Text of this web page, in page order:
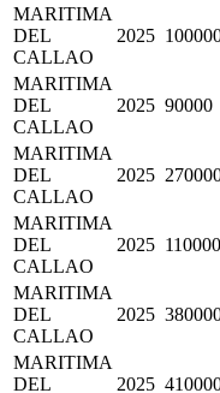
MARITIMA
DEL
CALLAO
2025
MARITIMA
DEL
CALLAO
2025 90000
MARITIMA
DEL
CALLAO
2025
MARITIMA
DEL
CALLAO
2025 110000
MARITIMA
DEL
CALLAO
2025
MARITIMA
DEL
2025